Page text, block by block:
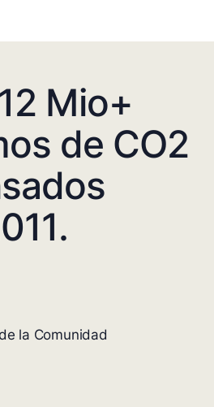
Mio+
de CO2
la Comunidad